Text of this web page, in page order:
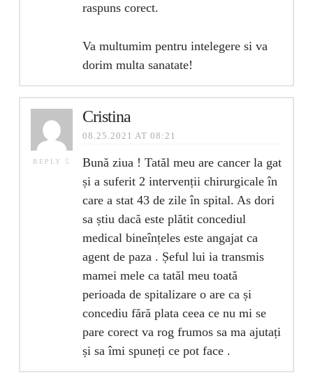
raspuns corect.
Va multumim pentru intelegere si va
dorim multa sanatate!
REPLY
Cristina
08.25.2021 AT 08:21
Bună ziua ! Tatăl meu are cancer la gat
și a suferit 2 intervenții chirurgicale în
care a stat 43 de zile în spital. As dori
sa știu dacă este plătit concediul
medical bineînțeles este angajat ca
agent de paza . Șeful lui ia transmis
mamei mele ca tatăl meu toată
perioada de spitalizare o are ca și
concediu fără plata ceea ce nu mi se
pare corect va rog frumos sa ma ajutați
și sa îmi spuneți ce pot face .